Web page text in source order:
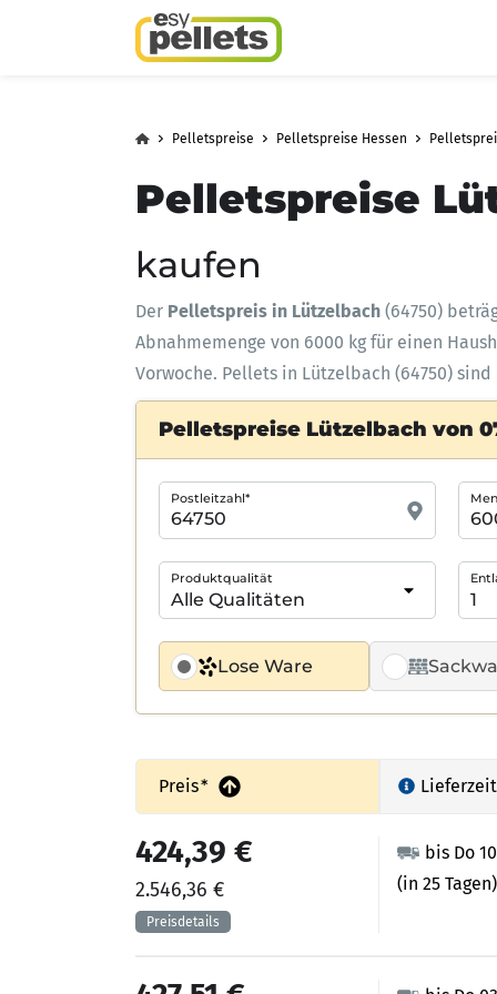
Pelletspreise Pelletspreise Hessen
Pelletspreise
kaufen
Der Pelletspreis in Lützelbach (64750)
Abnahmemenge von 6000 kg für einen
Vorwoche. Pellets in Lützelbach (64750)
Pelletspreise Lützelbach von
Lose Ware
Postleitzahl*
Produktqualität
Preis* Lieferzeit
bis Do
(in 25 Tagen)
424,39 €
2.546,36 €